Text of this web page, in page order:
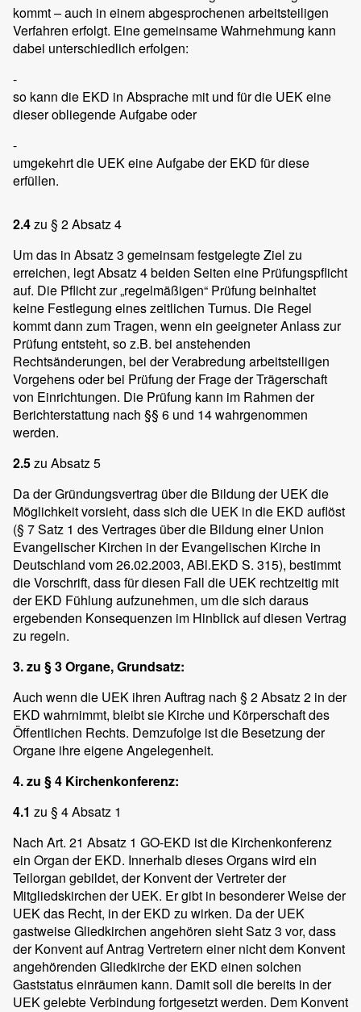
kommt – auch in einem abgesprochenen arbeitsteiligen
Verfahren erfolgt. Eine gemeinsame Wahrnehmung kann
dabei unterschiedlich erfolgen:
-
so kann die EKD in Absprache mit und für die UEK eine
dieser obliegende Aufgabe oder
-
umgekehrt die UEK eine Aufgabe der EKD für diese
erfüllen.
2.4zu § 2 Absatz 4
Um das in Absatz 3 gemeinsam festgelegte Ziel zu
erreichen, legt Absatz 4 beiden Seiten eine Prüfungspflicht
auf. Die Pflicht zur „regelmäßigen“ Prüfung beinhaltet
keine Festlegung eines zeitlichen Turnus. Die Regel
kommt dann zum Tragen, wenn ein geeigneter Anlass zur
Prüfung entsteht, so z.B. bei anstehenden
Rechtsänderungen, bei der Verabredung arbeitsteiligen
Vorgehens oder bei Prüfung der Frage der Trägerschaft
von Einrichtungen. Die Prüfung kann im Rahmen der
Berichterstattung nach §§ 6 und 14 wahrgenommen
werden.
2.5zu Absatz 5
Da der Gründungsvertrag über die Bildung der UEK die
Möglichkeit vorsieht, dass sich die UEK in die EKD auflöst
(§ 7 Satz 1 des Vertrages über die Bildung einer Union
Evangelischer Kirchen in der Evangelischen Kirche in
Deutschland vom 26.02.2003, ABl.EKD S. 315), bestimmt
die Vorschrift, dass für diesen Fall die UEK rechtzeitig mit
der EKD Fühlung aufzunehmen, um die sich daraus
ergebenden Konsequenzen im Hinblick auf diesen Vertrag
zu regeln.
3. zu § 3 Organe, Grundsatz:
Auch wenn die UEK ihren Auftrag nach § 2 Absatz 2 in der
EKD wahrnimmt, bleibt sie Kirche und Körperschaft des
Öffentlichen Rechts. Demzufolge ist die Besetzung der
Organe ihre eigene Angelegenheit.
4. zu § 4 Kirchenkonferenz:
4.1 zu § 4 Absatz 1
Nach Art. 21 Absatz 1 GO-EKD ist die Kirchenkonferenz
ein Organ der EKD. Innerhalb dieses Organs wird ein
Teilorgan gebildet, der Konvent der Vertreter der
Mitgliedskirchen der UEK. Er gibt in besonderer Weise der
UEK das Recht, in der EKD zu wirken. Da der UEK
gastweise Gliedkirchen angehören sieht Satz 3 vor, dass
der Konvent auf Antrag Vertretern einer nicht dem Konvent
angehörenden Gliedkirche der EKD einen solchen
Gaststatus einräumen kann. Damit soll die bereits in der
UEK gelebte Verbindung fortgesetzt werden. Dem Konvent